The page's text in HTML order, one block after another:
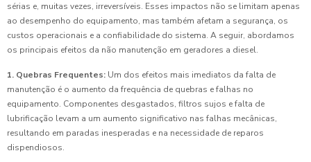
sérias e, muitas vezes, irreversíveis. Esses impactos não se limitam apenas
ao desempenho do equipamento, mas também afetam a segurança, os
custos operacionais e a confiabilidade do sistema. A seguir, abordamos
os principais efeitos da não manutenção em geradores a diesel.
1. Quebras Frequentes: Um dos efeitos mais imediatos da falta de
manutenção é o aumento da frequência de quebras e falhas no
equipamento. Componentes desgastados, filtros sujos e falta de
lubrificação levam a um aumento significativo nas falhas mecânicas,
resultando em paradas inesperadas e na necessidade de reparos
dispendiosos.